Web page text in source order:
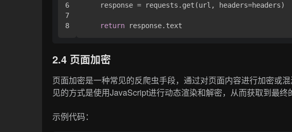
6
7
    response = requests.get(url, headers=headers)
return
2.4 页面加密
页面加密是一种常见的反爬虫手段，通过对页面内容进行加密或
见的方式是使用JavaScript进行动态渲染和解密，从而获取到最终
示例代码：